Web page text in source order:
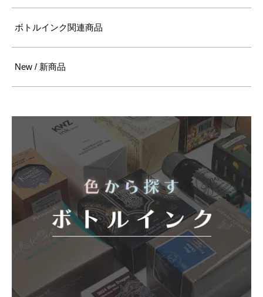
ボトルインク関連商品
New / 新商品